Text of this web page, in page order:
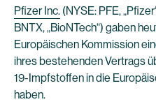
Pfizer Inc. (NYSE: PFE,
BNTX, „BioNTech“) gaben
Europäischen Kommission
ihres bestehenden Vertrags
19-Impfstoffen in die
haben.